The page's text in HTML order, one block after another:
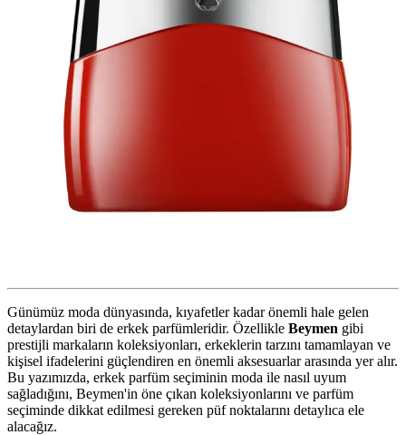
Günümüz moda dünyasında, kıyafetler kadar önemli hale gelen
detaylardan biri de erkek parfümleridir. Özellikle Beymen gibi
prestijli markaların koleksiyonları, erkeklerin tarzını tamamlayan ve
kişisel ifadelerini güçlendiren en önemli aksesuarlar arasında yer alır.
Bu yazımızda, erkek parfüm seçiminin moda ile nasıl uyum
sağladığını, Beymen'in öne çıkan koleksiyonlarını ve parfüm
seçiminde dikkat edilmesi gereken püf noktalarını detaylıca ele
alacağız.